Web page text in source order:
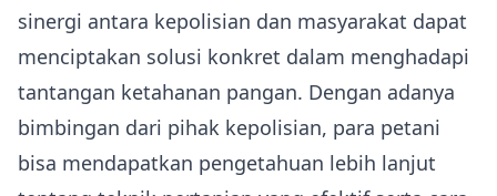
sinergi antara kepolisian dan masyarakat dapat
menciptakan solusi konkret dalam menghadapi
tantangan ketahanan pangan. Dengan adanya
bimbingan dari pihak kepolisian, para petani
bisa mendapatkan pengetahuan lebih lanjut